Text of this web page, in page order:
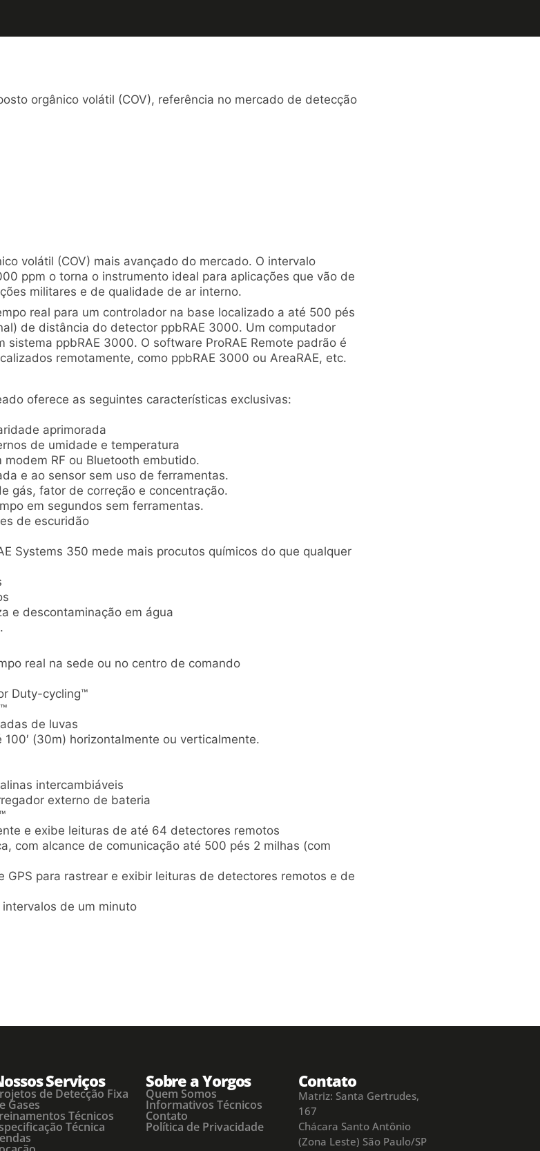
orgânico volátil (COV), referência no mercado de detecção
volátil (COV) mais avançado do mercado. O intervalo
ppm o torna o instrumento ideal para aplicações que vão de
militares e de qualidade de ar interno.
real para um controlador na base localizado a até 500 pés
de distância do detector ppbRAE 3000. Um computador
ppbRAE 3000. O software ProRAE Remote padrão é
remotamente, como ppbRAE 3000 ou AreaRAE, etc.
oferece as seguintes características exclusivas:
aprimorada
de umidade e temperatura
RF ou Bluetooth embutido.
e ao sensor sem uso de ferramentas.
gás, fator de correção e concentração.
em segundos sem ferramentas.
de escuridão
Systems 350 mede mais procutos químicos do que qualquer
e descontaminação em água
real na sede ou no centro de comando
Duty-cycling™
de luvas
(30m) horizontalmente ou verticalmente.
intercambiáveis
externo de bateria
e exibe leituras de até 64 detectores remotos
com alcance de comunicação até 500 pés 2 milhas (com
GPS para rastrear e exibir leituras de detectores remotos e de
de um minuto
Serviços
de Detecção Fixa
Gases
Técnicos
Técnica
Sobre a Yorgos
Quem Somos
Informativos Técnicos
Contato
Política de Privacidade
Contato
Matriz: Santa Gertrudes,
167
Chácara Santo Antônio
(Zona Leste) São Paulo/SP